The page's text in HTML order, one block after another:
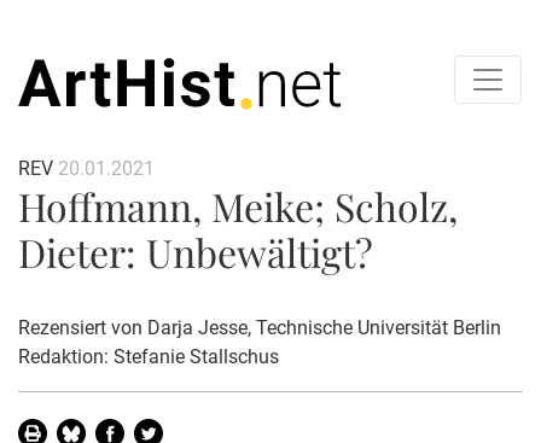
REV 20.01.2021
Hoffmann, Meike; Scholz,
Dieter: Unbewältigt?
Rezensiert von Darja Jesse, Technische Universität Berlin
Redaktion: Stefanie Stallschus